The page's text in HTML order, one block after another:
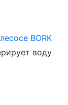
BORK
воду